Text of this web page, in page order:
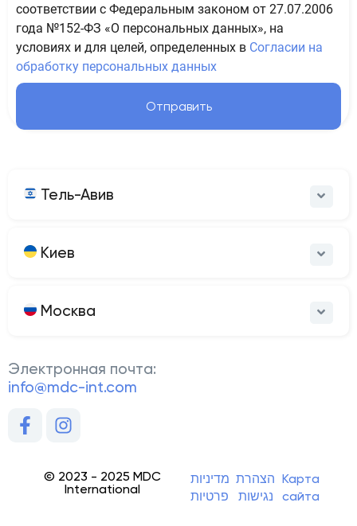
соответствии с Федеральным законом от 27.07.2006
года №152-ФЗ «О персональных данных», на
условиях и для целей, определенных в Согласии на
обработку персональных данных
Отправить
Тель-Авив
Киев
Москва
Электронная почта:
info@mdc-int.com
© 2023 - 2025 MDC
International
מדיניות
פרטיות
הצהרת
נגישות
Карта
сайта